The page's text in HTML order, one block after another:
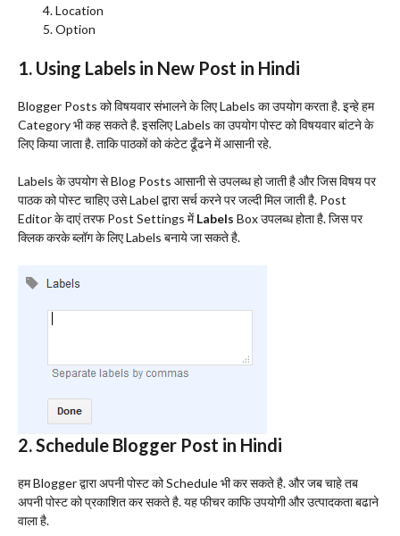
Location
Option
1. Using Labels in New Post in Hindi
Blogger Posts को विषयवार संभालने के लिए Labels का उपयोग करता है. इन्हे हम
Category भी कह सकते है. इसलिए Labels का उपयोग पोस्ट को विषयवार बांटने के
लिए किया जाता है. ताकि पाठकों को कंटेट ढूँढने में आसानी रहे.
Labels के उपयोग से Blog Posts आसानी से उपलब्ध हो जाती है और जिस विषय पर
पाठक को पोस्ट चाहिए उसे Label द्वारा सर्च करने पर जल्दी मिल जाती है. Post
Editor के दाएं तरफ Post Settings मेंLabels Box उपलब्ध होता है. जिस पर
क्लिक करके ब्लॉग के लिए Labels बनाये जा सकते है.
2. Schedule Blogger Post in Hindi
हम Blogger द्वारा अपनी पोस्ट को Schedule भी कर सकते है. और जब चाहे तब
अपनी पोस्ट को प्रकाशित कर सकते है. यह फीचर काफि उपयोगी और उत्पादकता बढाने
वाला है.